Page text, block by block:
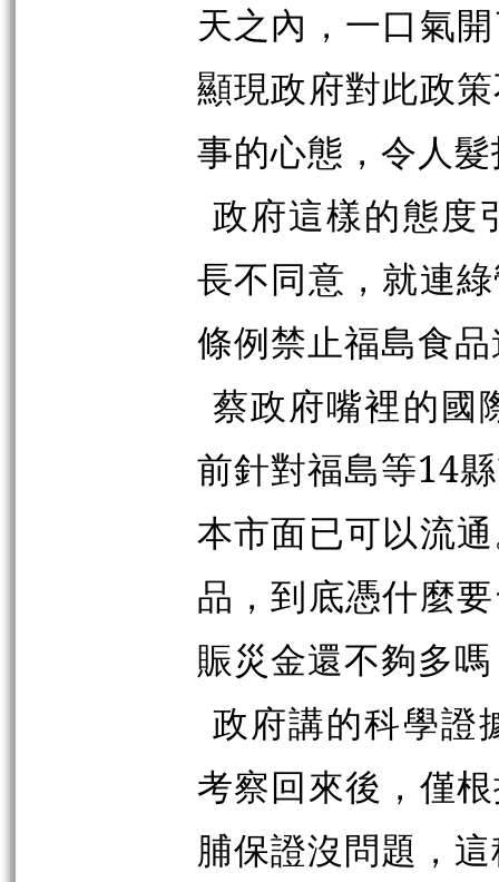
天之內，一口氣
顯現政府對此政
事的心態，令人
政府這樣的態度
長不同意，就連
條例禁止福島食
蔡政府嘴裡的國
前針對福島等14
本市面已可以流
品，到底憑什麼
賑災金還不夠多
政府講的科學證
考察回來後，僅
脯保證沒問題，